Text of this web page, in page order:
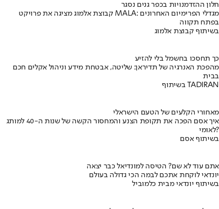
חלון ההזדמנויות בכפר גנים נסגר
קבוצת אלמוג מציגה את פרויקט MALA: מגדלי הפרימיום האחרונים
בפתח תקווה
בשיתוף קבוצת אלמוג
כך תחסכו בחשמל בלי להזיע
מהפכת האנרגיה של תדיראן: שליטה, אבטחת מידע וניהול אקלים חכם
בבית
בשיתוף TADIRAN
מאחורי הקלעים של הטעם הישראלי
איך אסם הפכה את תקופת הצנע והמחסור הקשה של שנות ה-40 למותג
לאומי?
בשיתוף אסם
אתם עוד לא שם? הטיסה למונדיאל כבר יצאה
יונדאי לוקחת אתכם לבמה הכי גדולה בעולם
בשיתוף יונדאי מבית כלמוביל